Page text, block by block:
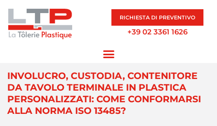
RICHIESTA DI PREVENTIVO
+39 02 3361 1626
INVOLUCRO, CUSTODIA, CONTENITORE
DA TAVOLO TERMINALE IN PLASTICA
PERSONALIZZATI: COME CONFORMARSI
ALLA NORMA ISO 13485?